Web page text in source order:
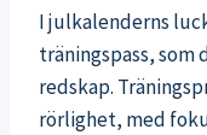
I julkalenderns
träningspass, som
redskap.
rörlighet, med